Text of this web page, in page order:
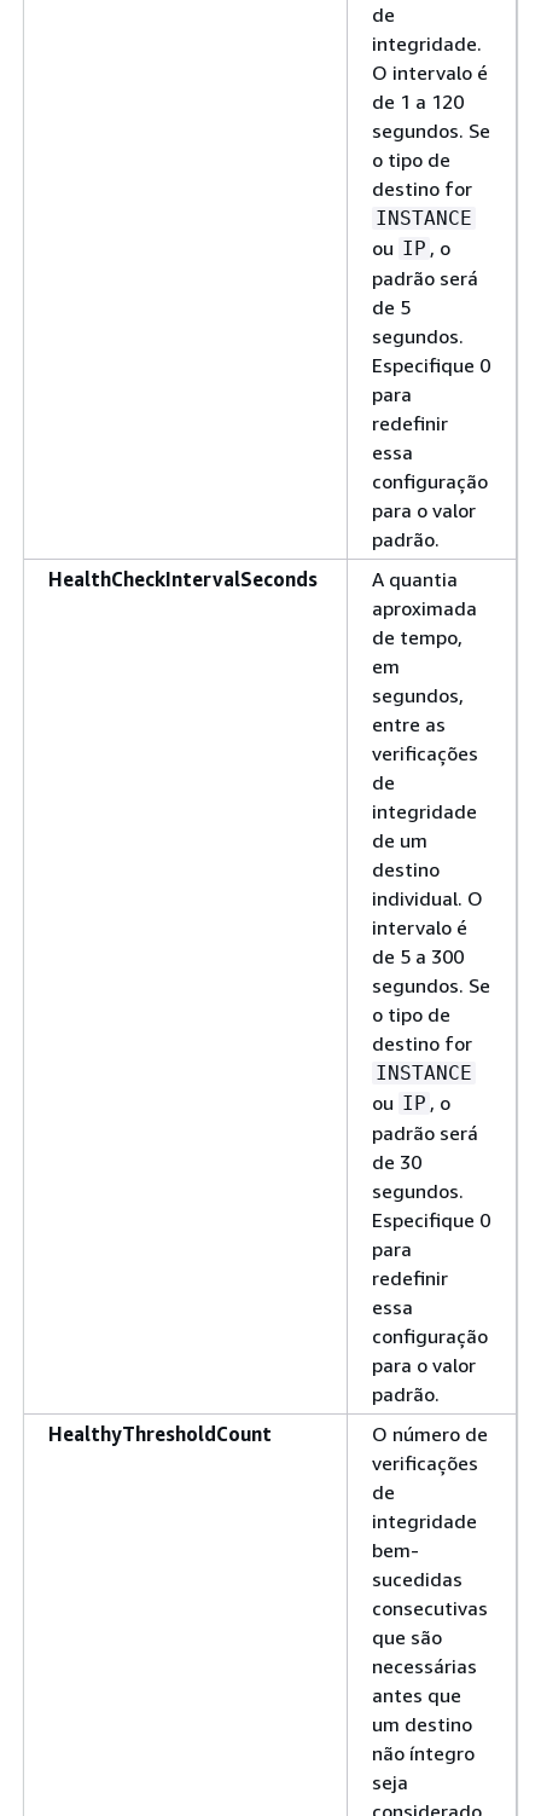
de
integridade.
O intervalo é
de 1 a 120
segundos. Se
o tipo de
destino for
INSTANCE
ou IP , o
padrão será
de 5
segundos.
Especifique 0
para
redefinir
essa
configuração
para o valor
padrão.
HealthCheckIntervalSeconds
A quantia
aproximada
de tempo,
em
segundos,
entre as
verificações
de
integridade
de um
destino
individual. O
intervalo é
de 5 a 300
segundos. Se
o tipo de
destino for
INSTANCE
ou IP , o
padrão será
de 30
segundos.
Especifique 0
para
redefinir
essa
configuração
para o valor
padrão.
HealthyThresholdCount
O número de
verificações
de
integridade
bem-
sucedidas
consecutivas
que são
necessárias
antes que
um destino
não íntegro
seja
considerado